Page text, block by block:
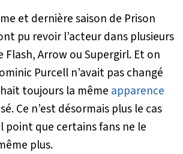
et dernière saison de Prison
pu revoir l’acteur dans plusieurs
Flash,ArrowouSupergirl. Et on
Purcell n’avait pas changé
toujours la même apparence
Ce n’est désormais plus le cas
point que certains fans ne le
plus.